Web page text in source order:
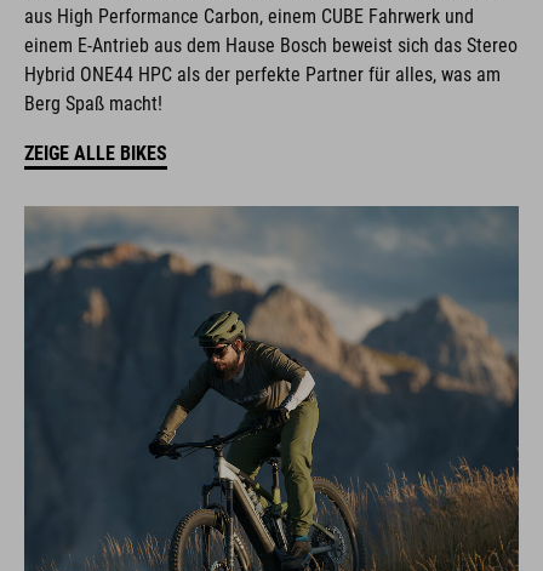
aus High Performance Carbon, einem CUBE Fahrwerk und
einem E-Antrieb aus dem Hause Bosch beweist sich das Stereo
Hybrid ONE44 HPC als der perfekte Partner für alles, was am
Berg Spaß macht!
ZEIGE ALLE BIKES